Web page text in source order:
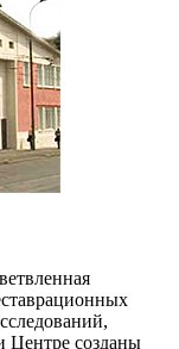
Центре созданы